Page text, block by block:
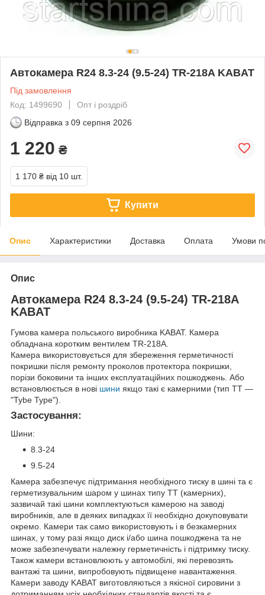
Автокамера R24 8.3-24 (9.5-24) TR-218A KABAT
Під замовлення
Код: 1499690
Опт і роздріб
Відправка з 09 серпня 2026
1 220 ₴
1 170 ₴ від 10 шт.
Купити
Опис Характеристики Доставка Оплата Умови
Опис
Автокамера R24 8.3-24 (9.5-24) TR-218A
KABAT
Гумова камера польського виробника KABAT. Камера
обладнана коротким вентилем TR-218A.
Камера використовується для збереження герметичності
покришки після ремонту проколов протектора покришки,
порізи боковини та інших експлуатаційних пошкоджень. Або
встановлюється в нові шини якщо такі є камерними (тип ТТ —
"Tybe Type").
Застосування:
Шини:
8.3-24
9.5-24
Камера забезпечує підтримання необхідного тиску в шині та є
герметизувальним шаром у шинах типу ТТ (камерних),
зазвичай такі шини комплектуються камерою на заводі
виробників, але в деяких випадках її необхідно докуповувати
окремо. Камери так само використовують і в безкамерних
шинах, у тому разі якщо диск і/або шина пошкоджена та не
може забезпечувати належну герметичність і підтримку тиску.
Також камери встановлюють у автомобілі, які перевозять
вантажі та шини, випробовують підвищене навантаження.
Камери заводу KABAT виготовляються з якісної сировини з